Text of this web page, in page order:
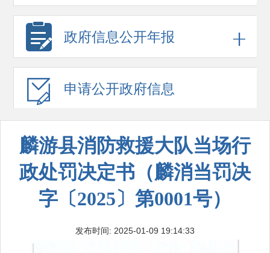
政府信息公开年报
申请公开政府信息
麟游县消防救援大队当场行
政处罚决定书（麟消当罚决
字〔2025〕第0001号）
发布时间: 2025-01-09 19:14:33